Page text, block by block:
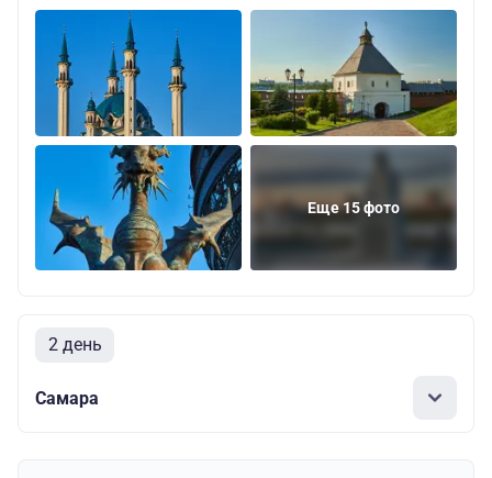
Еще 15 фото
2 день
Самара